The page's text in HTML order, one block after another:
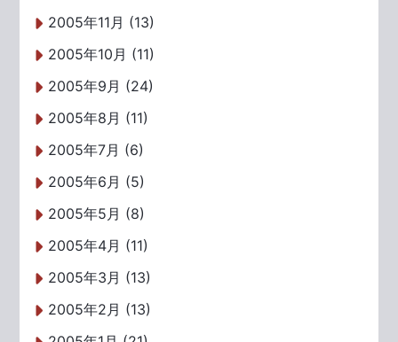
2005年11月 (13)
2005年10月 (11)
2005年9月 (24)
2005年8月 (11)
2005年7月 (6)
2005年6月 (5)
2005年5月 (8)
2005年4月 (11)
2005年3月 (13)
2005年2月 (13)